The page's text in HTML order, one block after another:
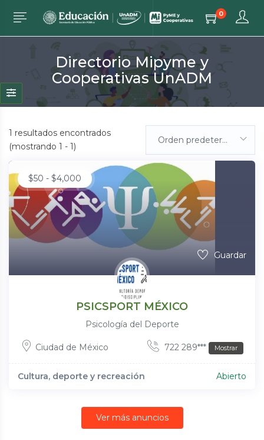
0
Directorio Mipyme y
Cooperativas UnADM
1 resultados encontrados
(mostrando 1 - 1)
Orden predeterminada
$50 - $4,000
Guardar
PSICSPORT MÉXICO
Psicología del Deporte
Ciudad de México 722 289*** Mostrar
Cultura, deporte y recreación Abierto
Ver más anuncios